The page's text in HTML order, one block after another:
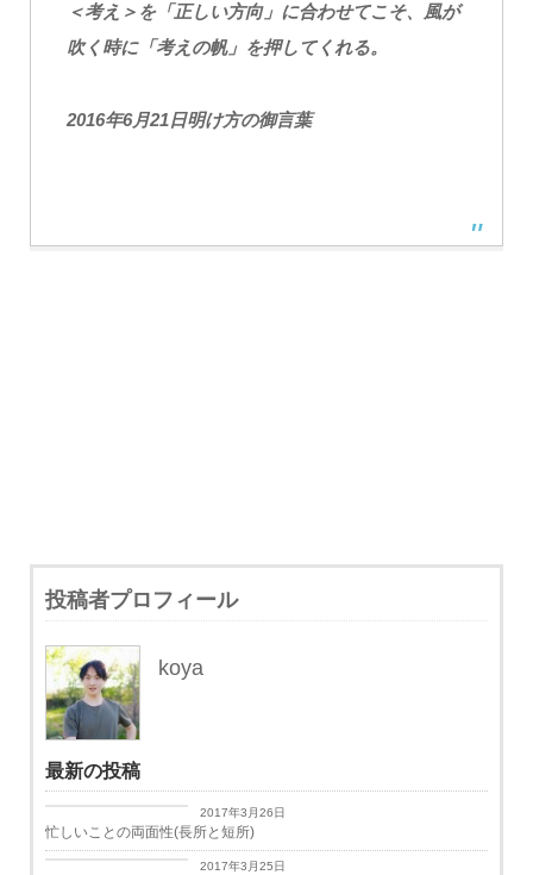
＜考え＞を「正しい方向」に合わせてこそ、風が
吹く時に「考えの帆」を押してくれる。
2016年6月21日明け方の御言葉
投稿者プロフィール
koya
最新の投稿
2017年3月26日
忙しいことの両面性(長所と短所)
日々思うこと
2017年3月25日